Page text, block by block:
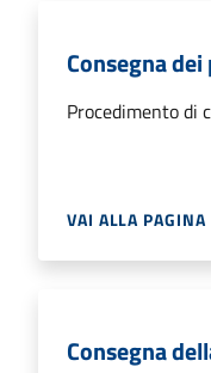
Consegna
Procedimento di
VAI ALLA PAGINA
Consegna